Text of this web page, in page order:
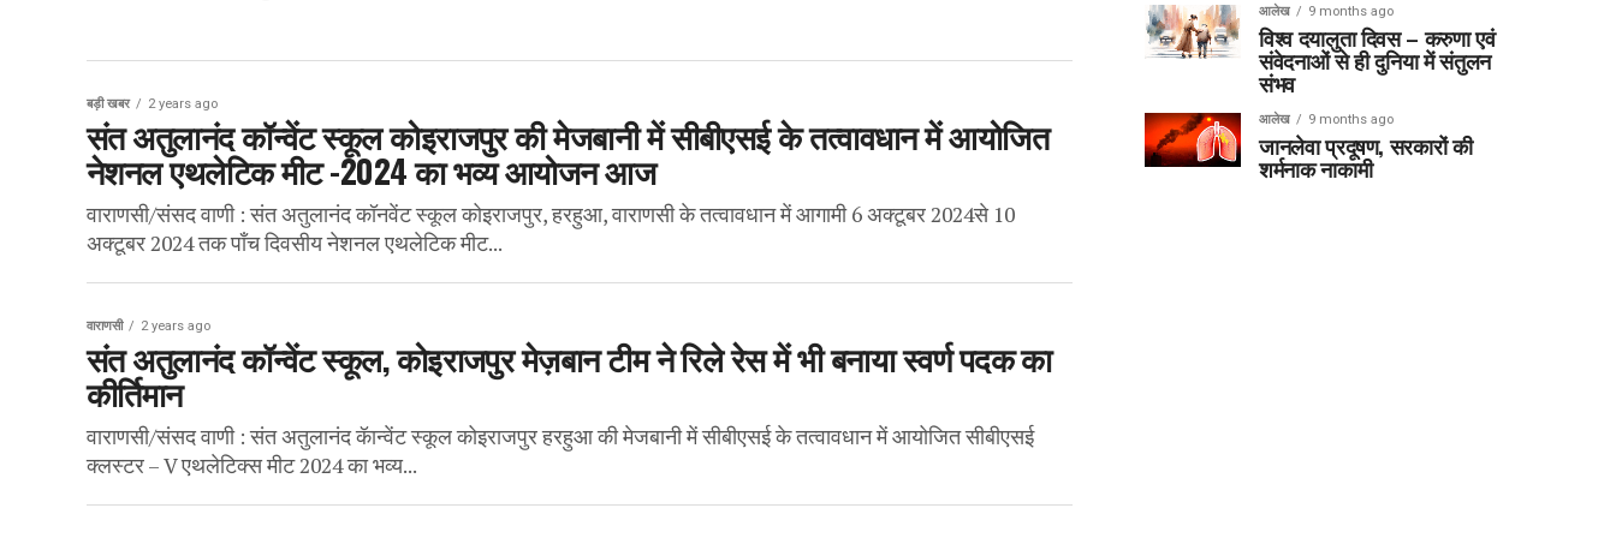
बड़ी खबर 2 years ago
संत अतुलानंद कॉन्वेंट स्कूल कोइराजपुर की मेजबानी में सीबीएसई के तत्वावधान में आयोजित
नेशनल एथलेटिक मीट -2024 का भव्य आयोजन आज
वाराणसी/संसद वाणी : संत अतुलानंद कॉनवेंट स्कूल कोइराजपुर, हरहुआ, वाराणसी के तत्वावधान में आगामी 6 अक्टूबर 2024से 10
अक्टूबर 2024 तक पाँच दिवसीय नेशनल एथलेटिक मीट...
वाराणसी 2 years ago
संत अतुलानंद कॉन्वेंट स्कूल, कोइराजपुर मेज़बान टीम ने रिले रेस में भी बनाया स्वर्ण पदक का
कीर्तिमान
वाराणसी/संसद वाणी : संत अतुलानंद कॅान्वेंट स्कूल कोइराजपुर हरहुआ की मेजबानी में सीबीएसई के तत्वावधान में आयोजित सीबीएसई
क्लस्टर – V एथलेटिक्स मीट 2024 का भव्य...
आलेख 9 months ago
विश्व दयालुता दिवस – करुणा एवं
संवेदनाओं से ही दुनिया में संतुलन
संभव
आलेख 9 months ago
जानलेवा प्रदूषण, सरकारों की
शर्मनाक नाकामी